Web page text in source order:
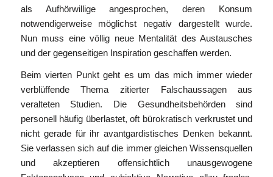
als Aufhörwillige angesprochen, deren Konsum
notwendigerweise möglichst negativ dargestellt wurde.
Nun muss eine völlig neue Mentalität des Austausches
und der gegenseitigen Inspiration geschaffen werden.
Beim vierten Punkt geht es um das mich immer wieder
verblüffende Thema zitierter Falschaussagen aus
veralteten Studien. Die Gesundheitsbehörden sind
personell häufig überlastet, oft bürokratisch verkrustet und
nicht gerade für ihr avantgardistisches Denken bekannt.
Sie verlassen sich auf die immer gleichen Wissensquellen
und akzeptieren offensichtlich unausgewogene